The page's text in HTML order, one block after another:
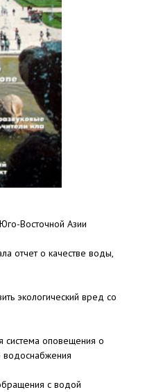
Восточной Азии
отчет о качестве воды,
экологический вред со
система оповещения о
водоснабжения
с водой